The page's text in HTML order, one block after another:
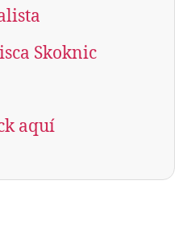
Skoknic
aquí